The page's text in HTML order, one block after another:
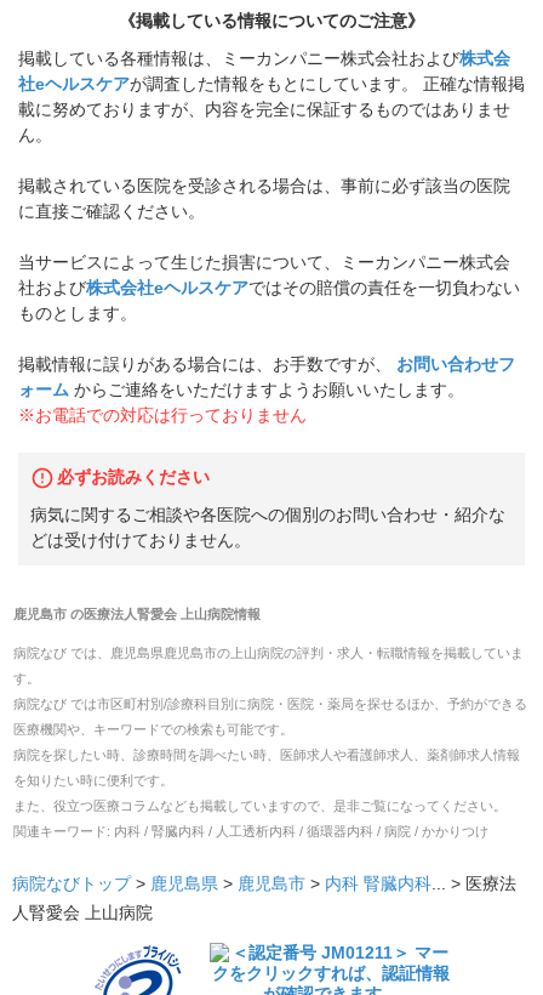
《掲載している情報についてのご注意》
掲載している各種情報は、ミーカンパニー株式会社および株式会
社eヘルスケアが調査した情報をもとにしています。 正確な情報掲
載に努めておりますが、内容を完全に保証するものではありませ
ん。
掲載されている医院を受診される場合は、事前に必ず該当の医院
に直接ご確認ください。
当サービスによって生じた損害について、ミーカンパニー株式会
社および株式会社eヘルスケアではその賠償の責任を一切負わない
ものとします。
掲載情報に誤りがある場合には、お手数ですが、
お問い合わせフ
ォーム からご連絡をいただけますようお願いいたします。
※お電話での対応は行っておりません
必ずお読みください
病気に関するご相談や各医院への個別のお問い合わせ・紹介な
どは受け付けておりません。
鹿児島市の医療法人腎愛会 上山病院情報
病院なび では、 鹿児島県 鹿児島市の上山病院の評判・求人・転職情報を掲載していま
す。
病院なび では市区町村別/診療科目別に病院・医院・薬局を探せるほか、予約ができる
医療機関や、キーワードでの検索も可能です。
病院を探したい時、診療時間を調べたい時、医師求人や看護師求人、薬剤師求人情報
を知りたい時に便利です。
また、役立つ医療コラムなども掲載していますので、是非ご覧になってください。
関連キーワード: 内科 / 腎臓内科 / 人工透析内科 / 循環器内科 / 病院 / かかりつけ
病院なびトップ > 鹿児島県 > 鹿児島市 > 内科 腎臓内科... > 医療法
人腎愛会 上山病院